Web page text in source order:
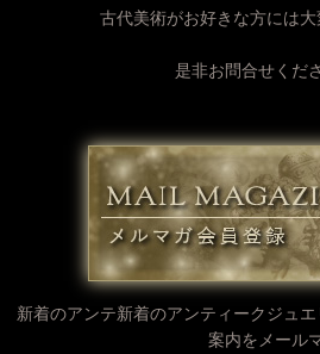
古代美術がお好きな方には大
是非お問合せくだ
新着のアンテ新着のアンティークジュエ
案内をメール